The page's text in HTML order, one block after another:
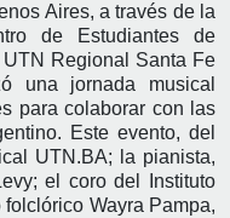
Aires, a través de la
de Estudiantes de
Regional Santa Fe
una jornada musical
para colaborar con las
Este evento, del
UTN.BA; la pianista,
el coro del Instituto
Wayra Pampa,